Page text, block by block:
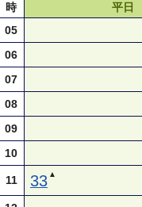
時 平日
05
06
07
08
09
10
11 33 ▲